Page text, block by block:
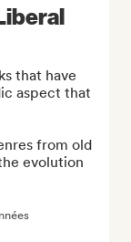
that have
aspect that
from old
evolution